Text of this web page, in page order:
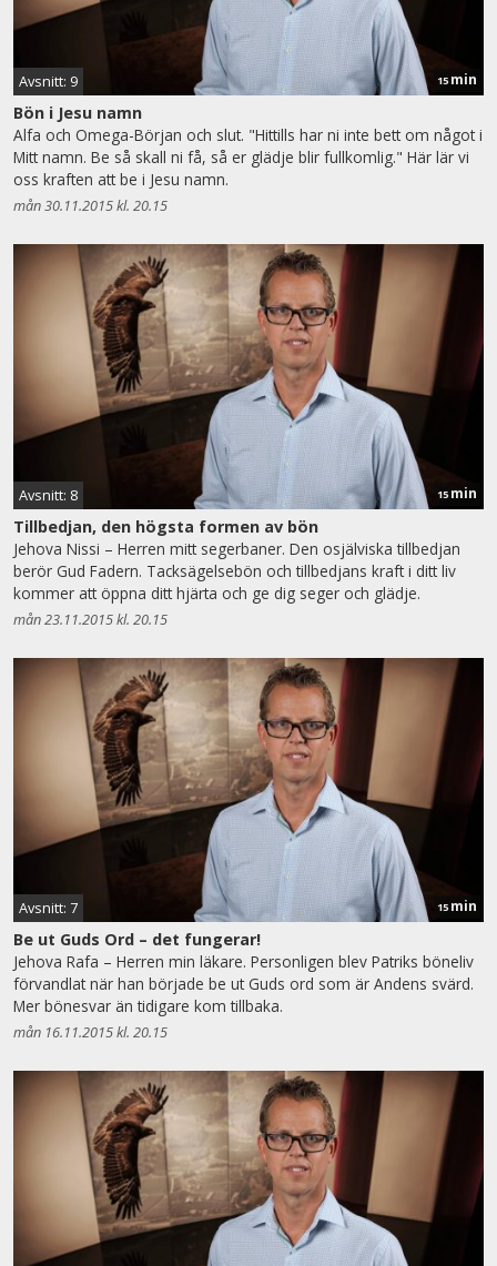
Avsnitt: 9 15 min
Bön i Jesu namn
Alfa och Omega-Början och slut. "Hittills har ni inte bett om något i
Mitt namn. Be så skall ni få, så er glädje blir fullkomlig." Här lär vi
oss kraften att be i Jesu namn.
mån 30.11.2015 kl. 20.15
Avsnitt: 8 15 min
Tillbedjan, den högsta formen av bön
Jehova Nissi – Herren mitt segerbaner. Den osjälviska tillbedjan
berör Gud Fadern. Tacksägelsebön och tillbedjans kraft i ditt liv
kommer att öppna ditt hjärta och ge dig seger och glädje.
mån 23.11.2015 kl. 20.15
Avsnitt: 7 15 min
Be ut Guds Ord – det fungerar!
Jehova Rafa – Herren min läkare. Personligen blev Patriks böneliv
förvandlat när han började be ut Guds ord som är Andens svärd.
Mer bönesvar än tidigare kom tillbaka.
mån 16.11.2015 kl. 20.15